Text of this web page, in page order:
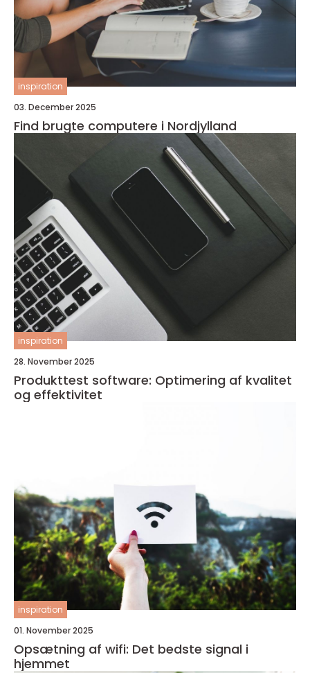
inspiration
03. December 2025
Find brugte computere i Nordjylland
inspiration
28. November 2025
Produkttest software: Optimering af kvalitet
og effektivitet
inspiration
01. November 2025
Opsætning af wifi: Det bedste signal i
hjemmet